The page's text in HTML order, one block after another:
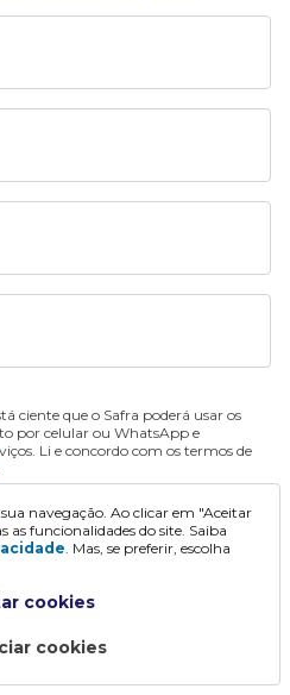
ciente que o Safra poderá usar os
por celular ou WhatsApp e
Li e concordo com os termos de
navegação. Ao clicar em "Aceitar
as funcionalidades do site. Saiba
. Mas, se preferir, escolha
cookies
cookies